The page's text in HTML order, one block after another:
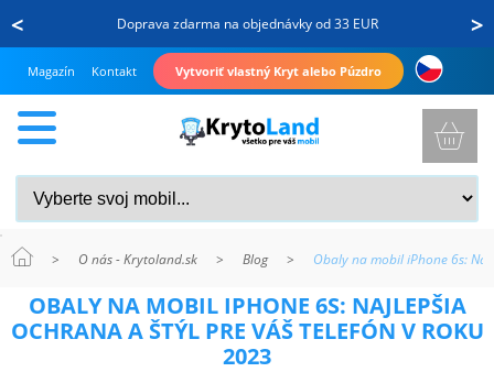
< >
Doprava zdarma na objednávky od 33 EUR
Magazín Kontakt Vytvoriť vlastný Kryt alebo Púzdro
OBALY NA MOBIL IPHONE 6S: NAJLEPŠIA
OCHRANA A ŠTÝL PRE VÁŠ TELEFÓN V ROKU
2023
> O nás - Krytoland.sk > Blog > Obaly na mobil iPhone 6s: